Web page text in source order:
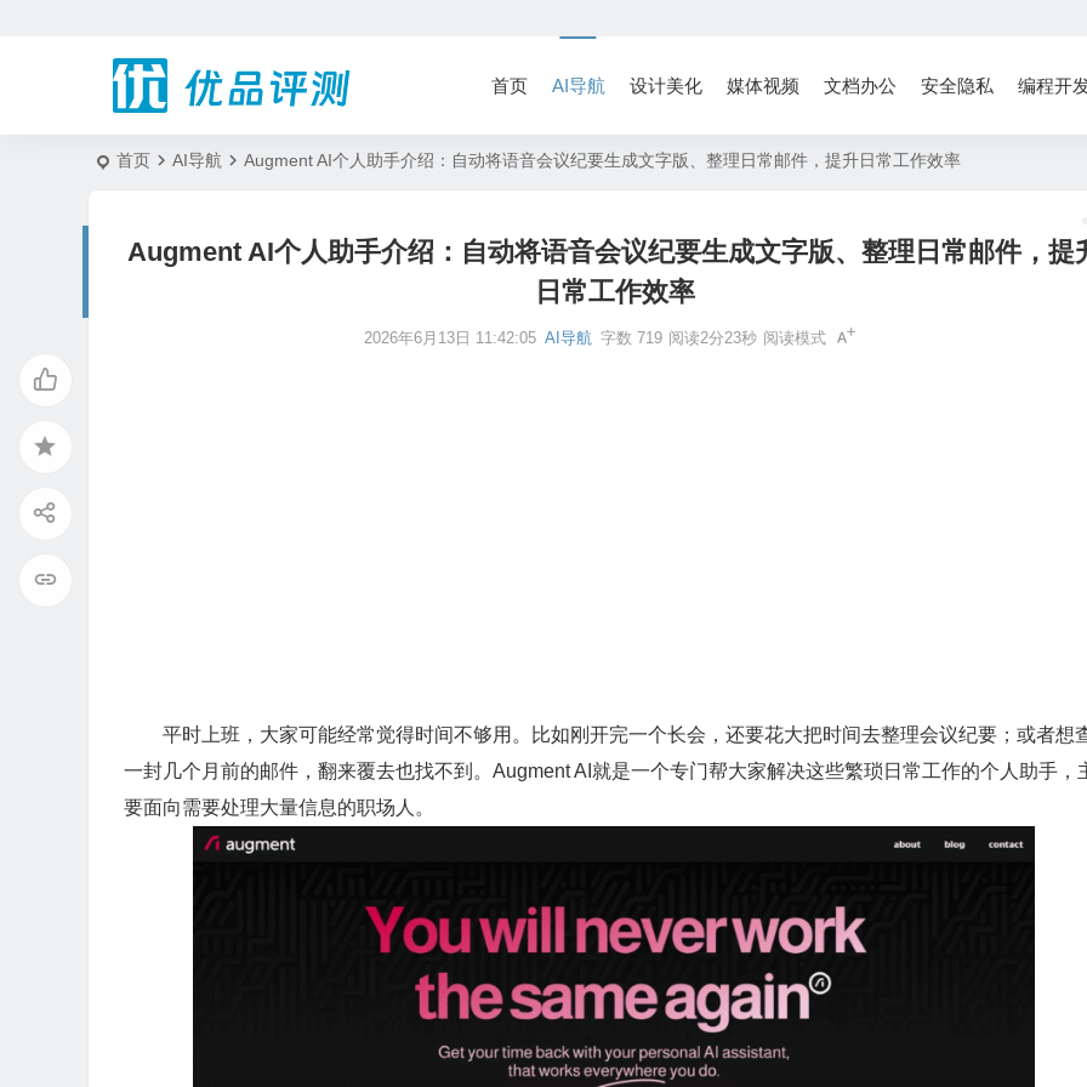
首页 AI导航 设计美化 媒体视频 文档办公 安全隐私 编程开
首页 AI导航 Augment AI个人助手介绍：自动将语音会议纪要生成文字版、整理日常邮件，提升日常工作效率
Augment AI个人助手介绍：自动将语音会议纪要生成文字版、整理日常邮件，提
日常工作效率
2026年6月13日 11:42:05 AI导航 字数 719 阅读2分23秒 阅读模式
平时上班，大家可能经常觉得时间不够用。比如刚开完一个长会，还要花大把时间去整理会议纪要；或者想
一封几个月前的邮件，翻来覆去也找不到。Augment AI就是一个专门帮大家解决这些繁琐日常工作的个人助手，
要面向需要处理大量信息的职场人。